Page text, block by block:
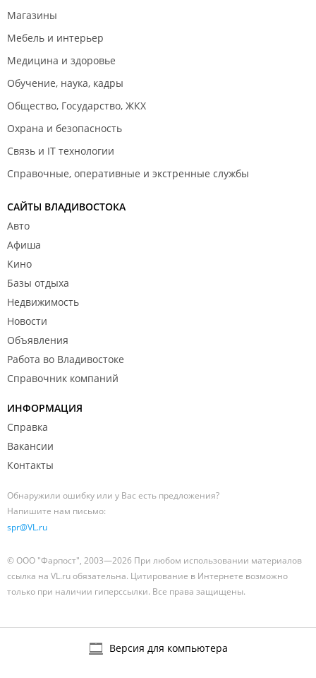
Магазины
Мебель и интерьер
Медицина и здоровье
Обучение, наука, кадры
Общество, Государство, ЖКХ
Охрана и безопасность
Связь и IT технологии
Справочные, оперативные и экстренные службы
САЙТЫ ВЛАДИВОСТОКА
Авто
Афиша
Кино
Базы отдыха
Недвижимость
Новости
Объявления
Работа во Владивостоке
Справочник компаний
ИНФОРМАЦИЯ
Справка
Вакансии
Контакты
Обнаружили ошибку или у Вас есть предложения?
Напишите нам письмо:
spr@VL.ru
© ООО "Фарпост", 2003—2026 При любом использовании материалов
ссылка на VL.ru обязательна. Цитирование в Интернете возможно
только при наличии гиперссылки. Все права защищены.
Версия для компьютера